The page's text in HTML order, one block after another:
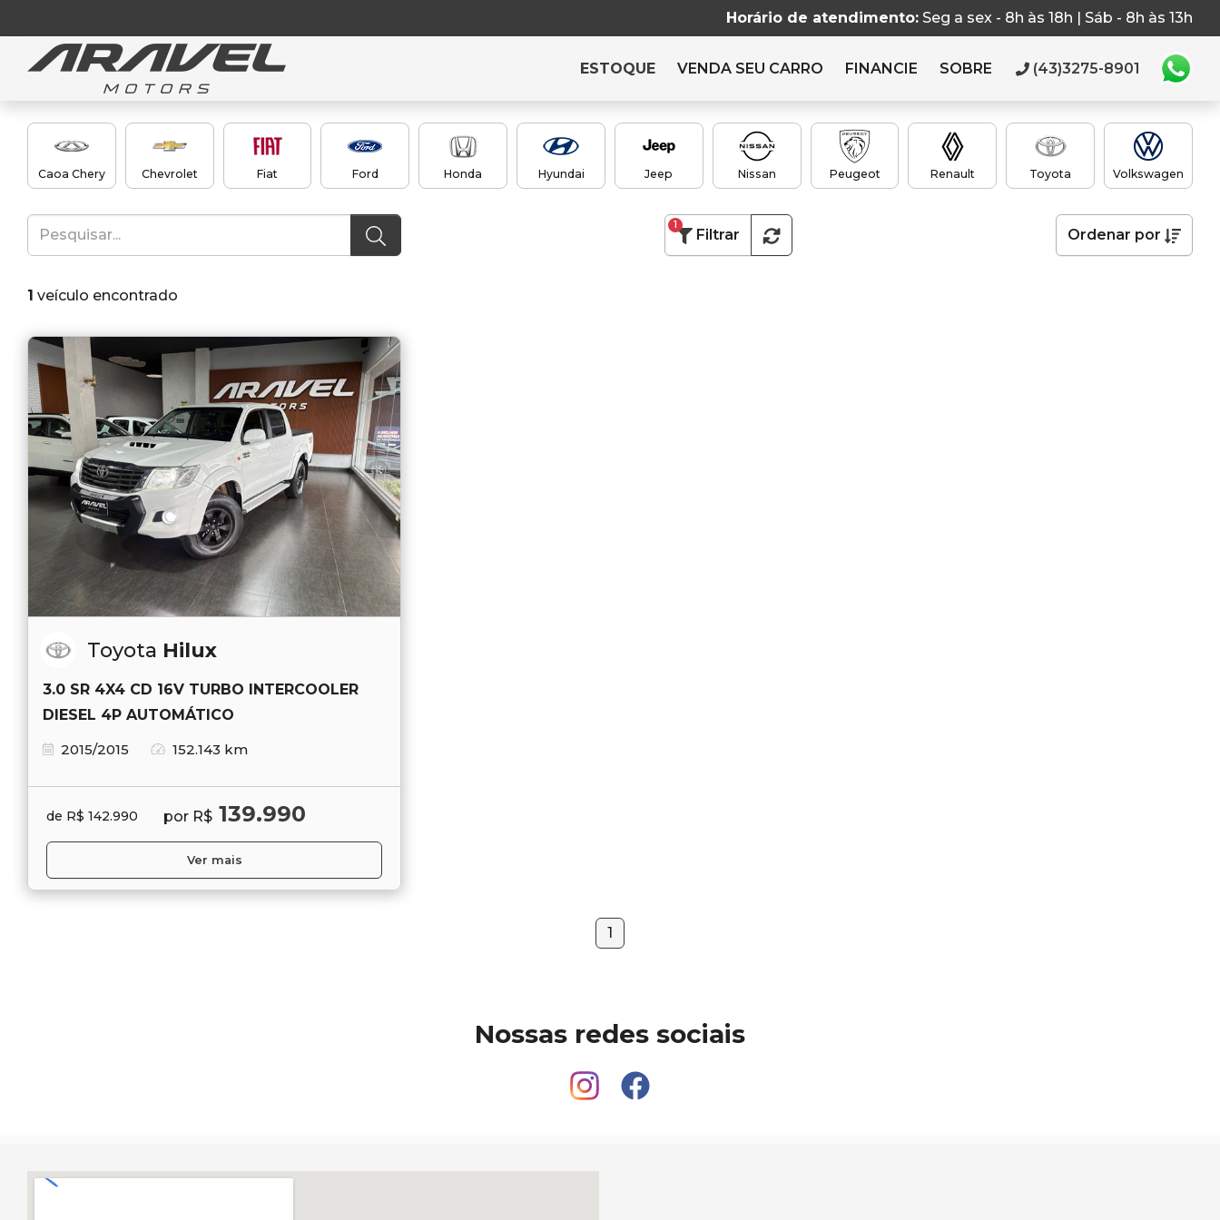
Horário de atendimento: Seg a sex - 8h às 18h | Sáb - 8h às 13h
ESTOQUE VENDA SEU CARRO FINANCIE SOBRE (43)3275-8901
Caoa Chery Chevrolet Fiat Ford Honda Hyundai Jeep Nissan Peugeot Renault Toyota Volkswagen
Filtrar
1
Ordenar por
1 veículo encontrado
Toyota Hilux
3.0 SR 4X4 CD 16V TURBO INTERCOOLER
DIESEL 4P AUTOMÁTICO
2015/2015
152.143 km
de R$ 142.990 por R$ 139.990
Ver mais
1
Nossas redes sociais